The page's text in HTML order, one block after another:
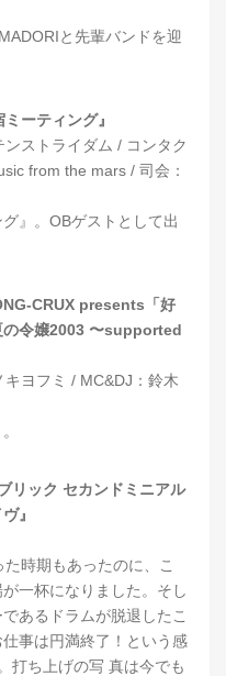
と先輩バンドを迎
ーティング』
ストライダム / コンタク
from the mars / 司会：
』。OBゲストとして出
CRUX presents「好
の令嬢2003 〜supported
ヨフミ / MC&DJ：鈴木
リック セカンドミニアル
』
時期もあったのに、こ
一杯になりました。そし
あるドラムが脱退したこ
事は円満終了！という感
打ち上げの写 真は今でも